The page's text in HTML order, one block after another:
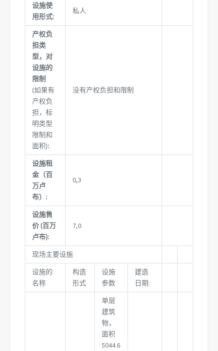
设施使
用形式:
私人
产权负
担类
型，对
设施的
限制
(如果有
产权负
担，标
明类型
限制和
面积):
没有产权负担和限制
设施租
金（百
万卢
布）:
0,3
设施售
价 (百万
卢布):
7,0
现场主要设施
设施的
名称
构造
形式
设施
参数
建造
日期:
单层
建筑
物，
面积
5044.6